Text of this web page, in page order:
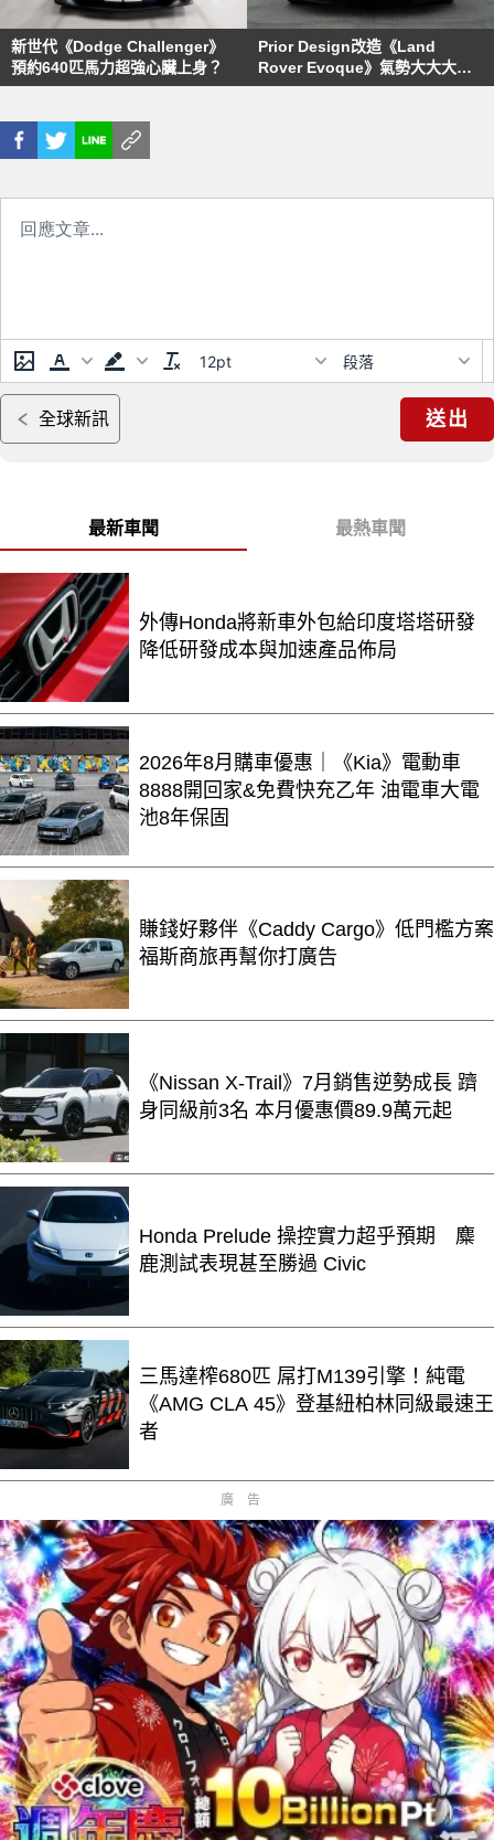
新世代《Dodge Challenger》
預約640匹馬力超強心臟上身？
Prior Design改造《Land
Rover Evoque》氣勢大大大升
級～
12pt 段落
全球新訊 送出
最新車聞 最熱車聞
外傳Honda將新車外包給印度塔塔研發
降低研發成本與加速產品佈局
2026年8月購車優惠｜《Kia》電動車
8888開回家&免費快充乙年 油電車大電
池8年保固
賺錢好夥伴《Caddy Cargo》低門檻方案
福斯商旅再幫你打廣告
《Nissan X-Trail》7月銷售逆勢成長 躋
身同級前3名 本月優惠價89.9萬元起
Honda Prelude 操控實力超乎預期 麋
鹿測試表現甚至勝過 Civic
三馬達榨680匹 屌打M139引擎！純電
《AMG CLA 45》登基紐柏林同級最速王
者
廣告